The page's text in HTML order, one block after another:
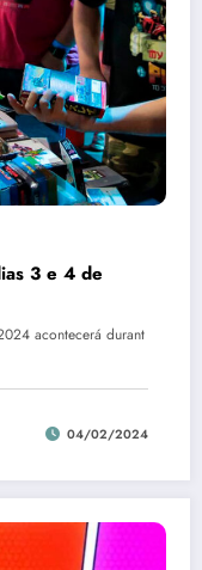
3 e 4 de
acontecerá durant
04/02/2024